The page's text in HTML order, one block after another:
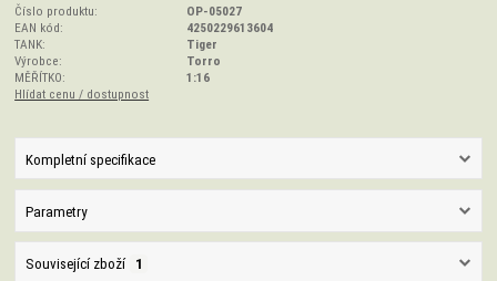
Číslo produktu:
OP-05027
EAN kód:
4250229613604
TANK:
Tiger
Výrobce:
Torro
MĚŘÍTKO:
1:16
Hlídat cenu / dostupnost
Kompletní specifikace
Parametry
Související zboží 1